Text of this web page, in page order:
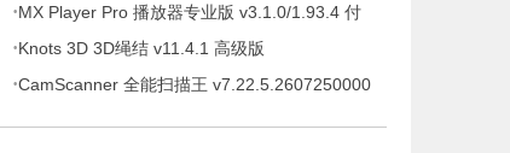
待办事项、时间管理软件，解锁专业版
·MX Player Pro 播放器专业版 v3.1.0/1.93.4 付
费专业版
·Knots 3D 3D绳结 v11.4.1 高级版
·CamScanner 全能扫描王 v7.22.5.2607250000